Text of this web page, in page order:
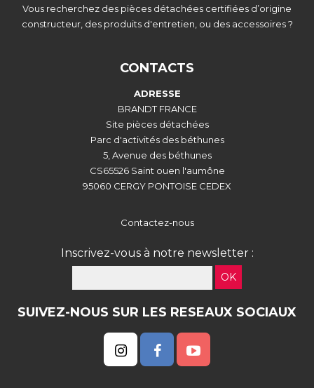
Vous recherchez des pièces détachées certifiées d’origine
constructeur, des produits d'entretien, ou des accessoires ?
CONTACTS
ADRESSE
BRANDT FRANCE
Site pièces détachées
Parc d'activités des béthunes
5, Avenue des béthunes
CS65526 Saint ouen l'aumône
95060 CERGY PONTOISE CEDEX
Contactez-nous
Inscrivez-vous à notre newsletter :
OK
SUIVEZ-NOUS SUR LES RESEAUX SOCIAUX